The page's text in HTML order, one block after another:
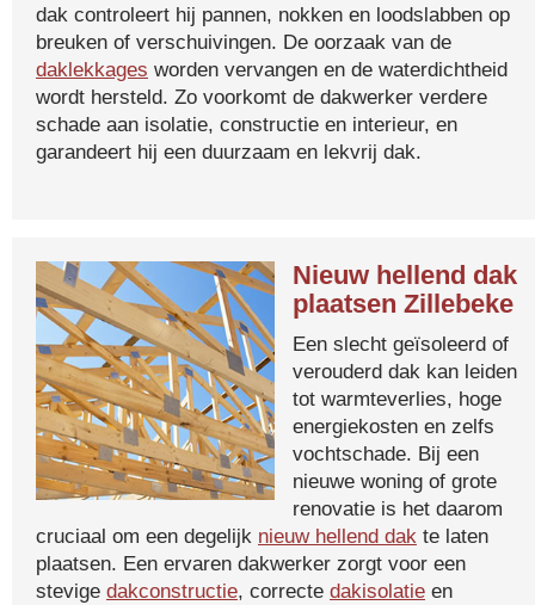
dak controleert hij pannen, nokken en loodslabben op
breuken of verschuivingen. De oorzaak van de
daklekkages worden vervangen en de waterdichtheid
wordt hersteld. Zo voorkomt de dakwerker verdere
schade aan isolatie, constructie en interieur, en
garandeert hij een duurzaam en lekvrij dak.
Nieuw hellend dak
plaatsen Zillebeke
Een slecht geïsoleerd of
verouderd dak kan leiden
tot warmteverlies, hoge
energiekosten en zelfs
vochtschade. Bij een
nieuwe woning of grote
renovatie is het daarom
cruciaal om een degelijk nieuw hellend dak te laten
plaatsen. Een ervaren dakwerker zorgt voor een
stevige dakconstructie, correcte dakisolatie en